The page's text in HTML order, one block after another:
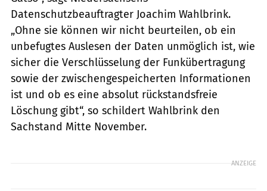
Datenschutzbeauftragter Joachim Wahlbrink.
„Ohne sie können wir nicht beurteilen, ob ein
unbefugtes Auslesen der Daten unmöglich ist, wie
sicher die Verschlüsselung der Funkübertragung
sowie der zwischengespeicherten Informationen
ist und ob es eine absolut rückstandsfreie
Löschung gibt“, so schildert Wahlbrink den
Sachstand Mitte November.
ANZEIGE